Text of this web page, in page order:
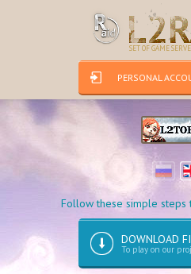
SET OF GAME
PERSONAL
Follow these simple steps
DOWNLOAD
To play on our